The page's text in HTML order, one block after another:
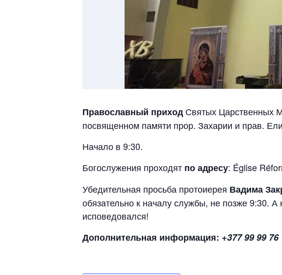
Православный приход Святых Царственных
посвященном памяти прор. Захарии и прав.
Начало в 9:30.
Богослужения проходят по адресу: Église
Убедительная просьба протоиерея Вадима
обязательно к началу службы, не позже 9:30. А
исповедовался!
Дополнительная информация: +377 99 99 76